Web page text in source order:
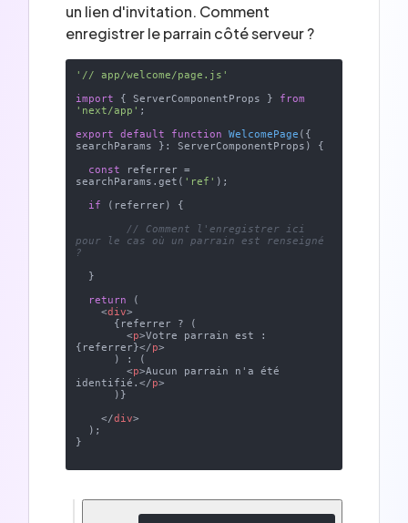
un lien d'invitation. Comment
enregistrer le parrain côté serveur ?
'// app/welcome/page.js'
import { ServerComponentProps } from
'next/app' ;
export
default function WelcomePage ( {
searchParams }: ServerComponentProps ) {
const referrer =
searchParams.get( 'ref' );
if (referrer) {
// Comment l'enregistrer ici
pour le cas où un parrain est renseigné
?
return (
<div>
<p>Votre parrain est :
{referrer}</p>
<p>Aucun parrain n'a été
identifié.</p>
</div>
}